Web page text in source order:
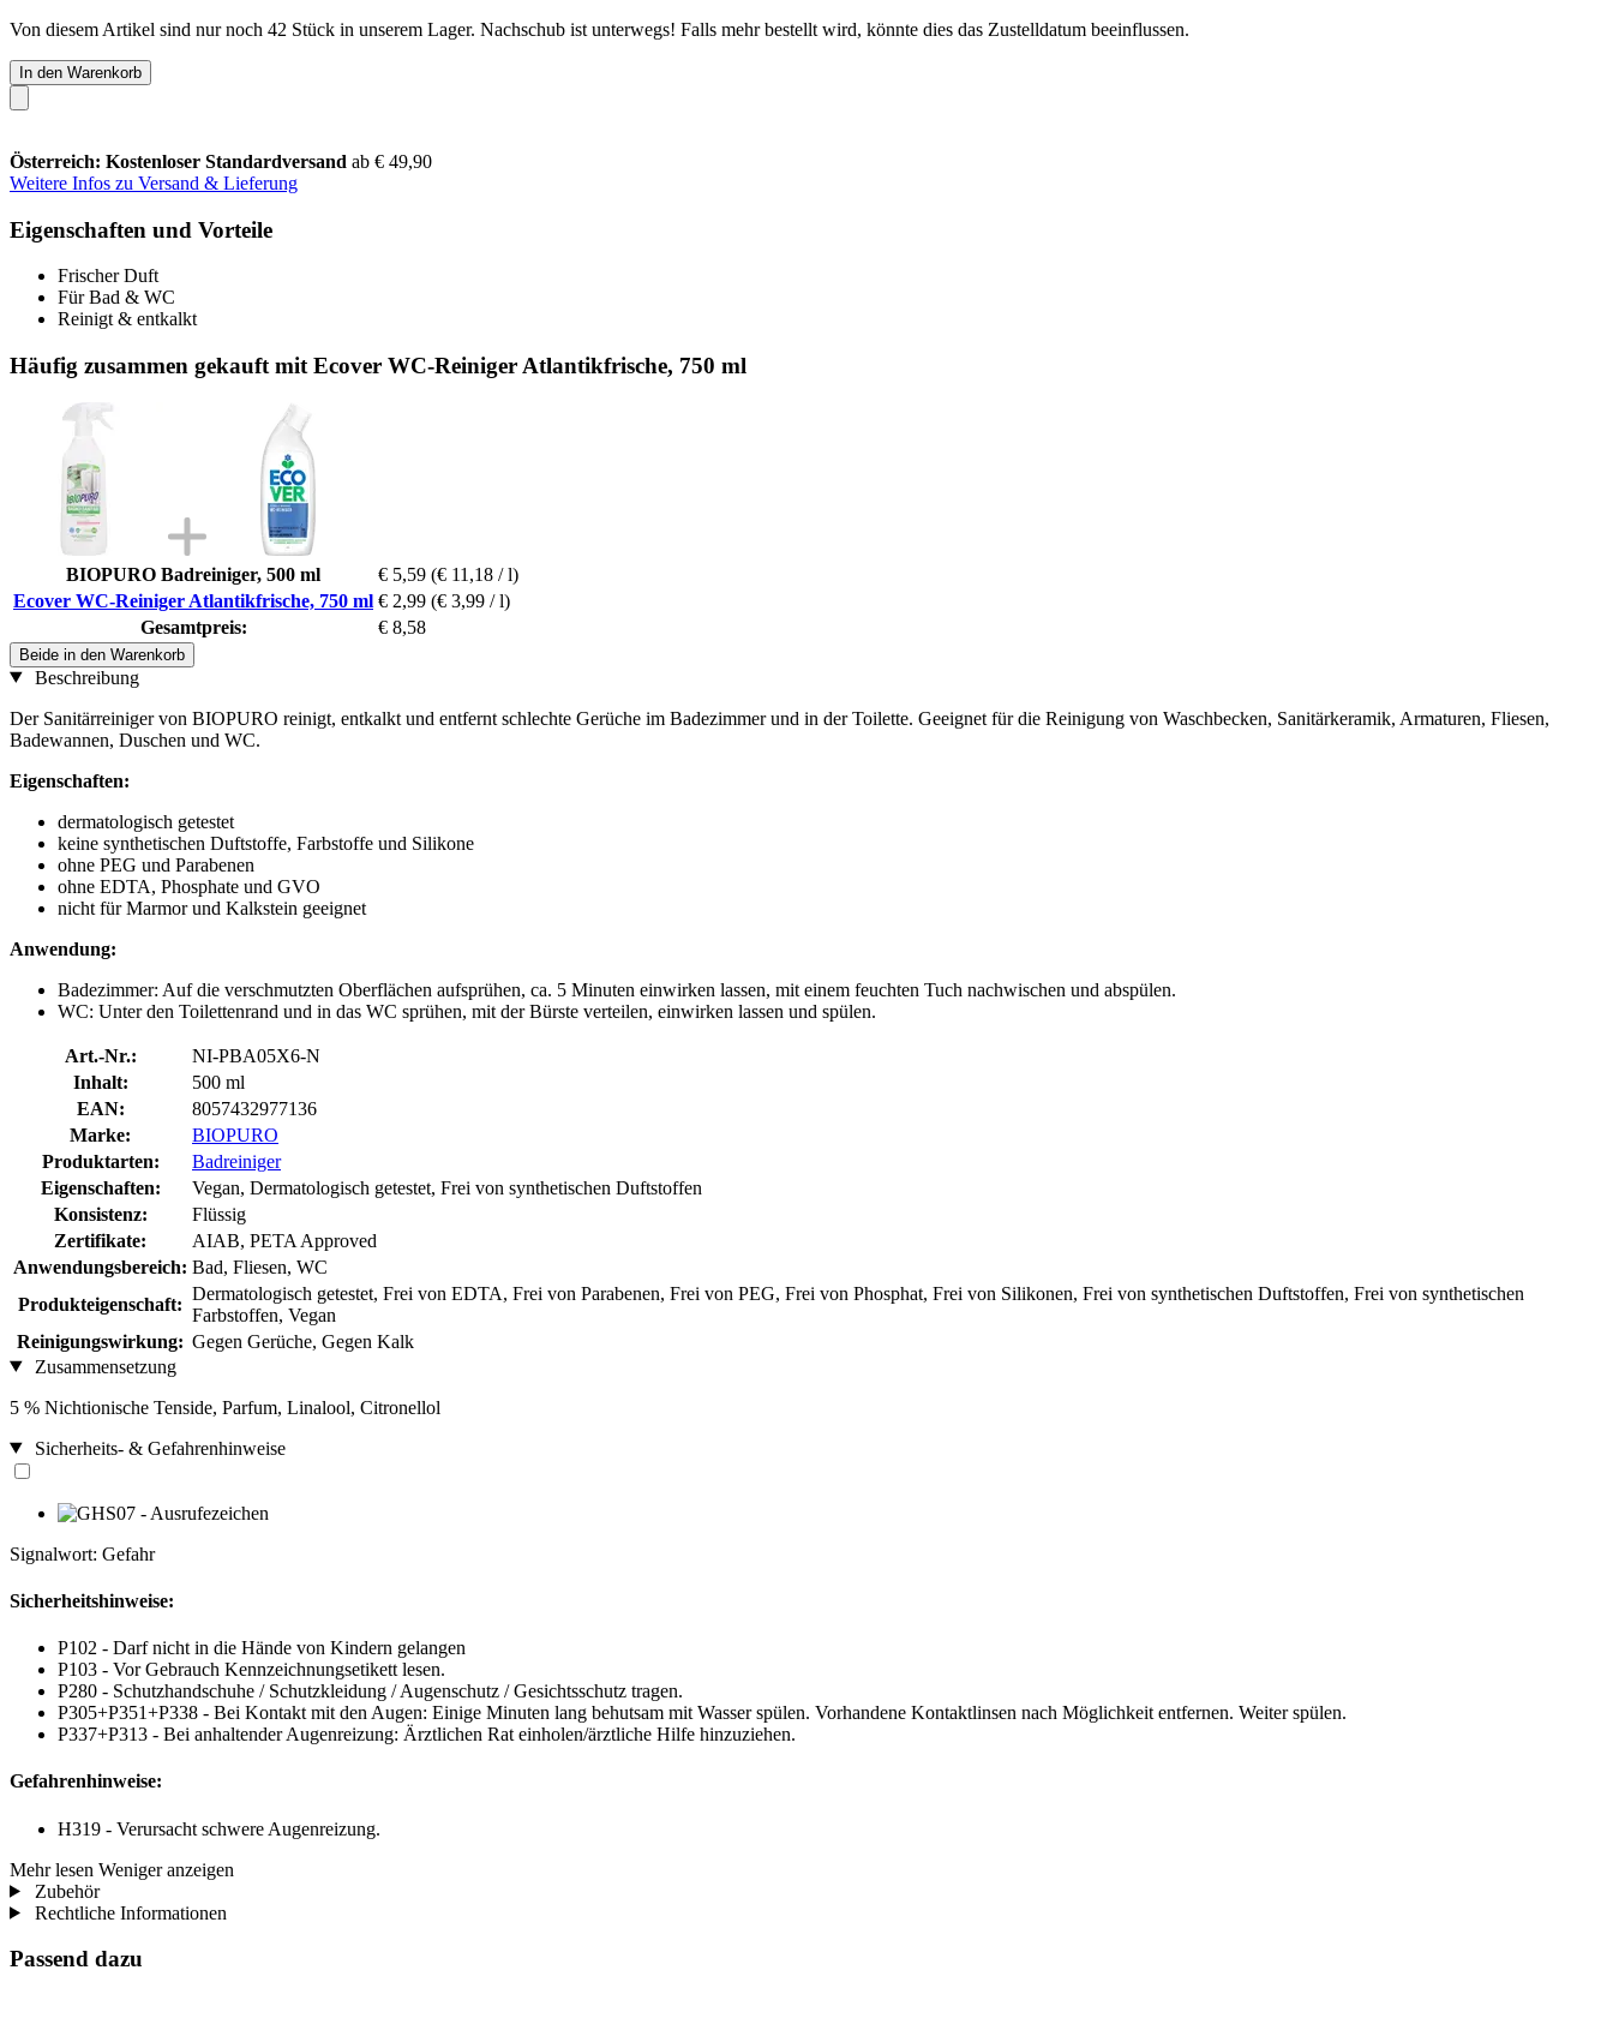
Von diesem Artikel sind nur noch 42 Stück in unserem Lager. Nachschub ist unterwegs! Falls mehr bestellt wird, könnte dies das Zustelldatum beeinflussen.
In den Warenkorb
Österreich: Kostenloser Standardversand ab € 49,90
Weitere Infos zu Versand & Lieferung
Eigenschaften und Vorteile
Frischer Duft
Für Bad & WC
Reinigt & entkalkt
Häufig zusammen gekauft mit Ecover WC-Reiniger Atlantikfrische, 750 ml
BIOPURO Badreiniger, 500 ml € 5,59 (€ 11,18 / l)
Ecover WC-Reiniger Atlantikfrische, 750 ml € 2,99 (€ 3,99 / l)
Gesamtpreis:
€ 8,58
Beide in den Warenkorb
Beschreibung
Der Sanitärreiniger von BIOPURO reinigt, entkalkt und entfernt schlechte Gerüche im Badezimmer und in der Toilette. Geeignet für die Reinigung von Waschbecken, Sanitärkeramik, Armaturen, Fliesen,
Badewannen, Duschen und WC.
Eigenschaften:
dermatologisch getestet
keine synthetischen Duftstoffe, Farbstoffe und Silikone
ohne PEG und Parabenen
ohne EDTA, Phosphate und GVO
nicht für Marmor und Kalkstein geeignet
Anwendung:
Badezimmer: Auf die verschmutzten Oberflächen aufsprühen, ca. 5 Minuten einwirken lassen, mit einem feuchten Tuch nachwischen und abspülen.
WC: Unter den Toilettenrand und in das WC sprühen, mit der Bürste verteilen, einwirken lassen und spülen.
Art.-Nr.:
NI-PBA05X6-N
Inhalt:
500 ml
EAN:
8057432977136
Marke:
BIOPURO
Produktarten:
Badreiniger
Eigenschaften:
Vegan, Dermatologisch getestet, Frei von synthetischen Duftstoffen
Konsistenz:
Flüssig
Zertifikate:
AIAB, PETA Approved
Anwendungsbereich: Bad, Fliesen, WC
Produkteigenschaft:
Dermatologisch getestet, Frei von EDTA, Frei von Parabenen, Frei von PEG, Frei von Phosphat, Frei von Silikonen, Frei von synthetischen Duftstoffen, Frei von synthetischen
Farbstoffen, Vegan
Reinigungswirkung: Gegen Gerüche, Gegen Kalk
Zusammensetzung
5 % Nichtionische Tenside, Parfum, Linalool, Citronellol
Sicherheits- & Gefahrenhinweise
Signalwort: Gefahr
Sicherheitshinweise:
P102 - Darf nicht in die Hände von Kindern gelangen
P103 - Vor Gebrauch Kennzeichnungsetikett lesen.
P280 - Schutzhandschuhe / Schutzkleidung / Augenschutz / Gesichtsschutz tragen.
P305+P351+P338 - Bei Kontakt mit den Augen: Einige Minuten lang behutsam mit Wasser spülen. Vorhandene Kontaktlinsen nach Möglichkeit entfernen. Weiter spülen.
P337+P313 - Bei anhaltender Augenreizung: Ärztlichen Rat einholen/ärztliche Hilfe hinzuziehen.
Gefahrenhinweise:
H319 - Verursacht schwere Augenreizung.
Mehr lesen Weniger anzeigen
Zubehör
Rechtliche Informationen
Passend dazu